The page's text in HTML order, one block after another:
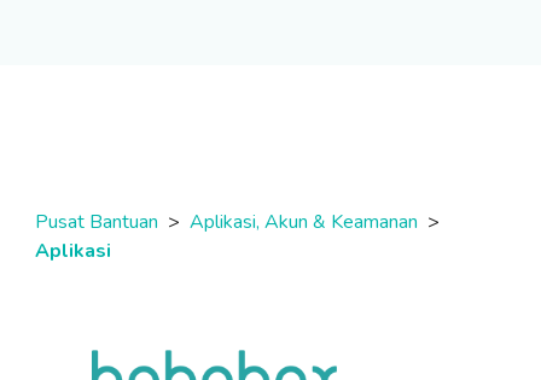
Pusat Bantuan > Aplikasi, Akun & Keamanan >
Aplikasi